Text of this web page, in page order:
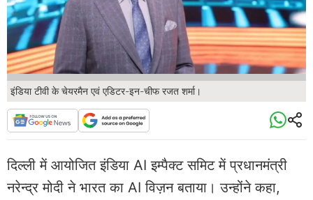
इंडिया टीवी के चेयरमैन एवं एडिटर-इन-चीफ रजत शर्मा।
दिल्ली में आयोजित इंडिया AI इम्पैक्ट समिट में प्रधानमंत्री
नरेन्द्र मोदी ने भारत का AI विज़न बताया। उन्होंने कहा,